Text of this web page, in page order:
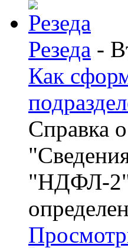
Резеда -
Как
Справка
"НДФЛ-2".